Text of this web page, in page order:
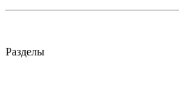
Разделы